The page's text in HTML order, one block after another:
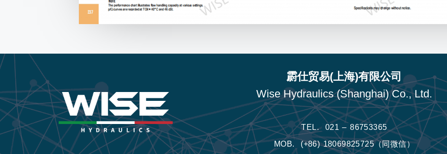
霨仕贸易(上海)有限公司
Wise Hydraulics (Shanghai) Co., Ltd.
TEL. 021 – 86753365
MOB.(+86) 18069825725（同微信）